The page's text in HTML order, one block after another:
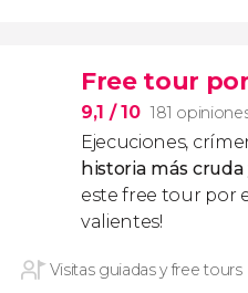
Free tour
9,1 / 10 181
Ejecuciones,
historia más
este free tour por
valientes!
Visitas guiadas y free tours